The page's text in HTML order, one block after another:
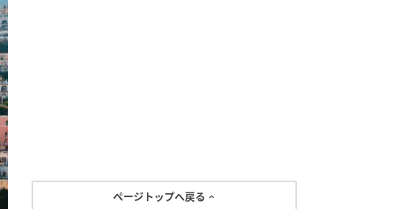
ページトップへ戻る